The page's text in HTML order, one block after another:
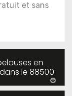
et sans
en
le 88500